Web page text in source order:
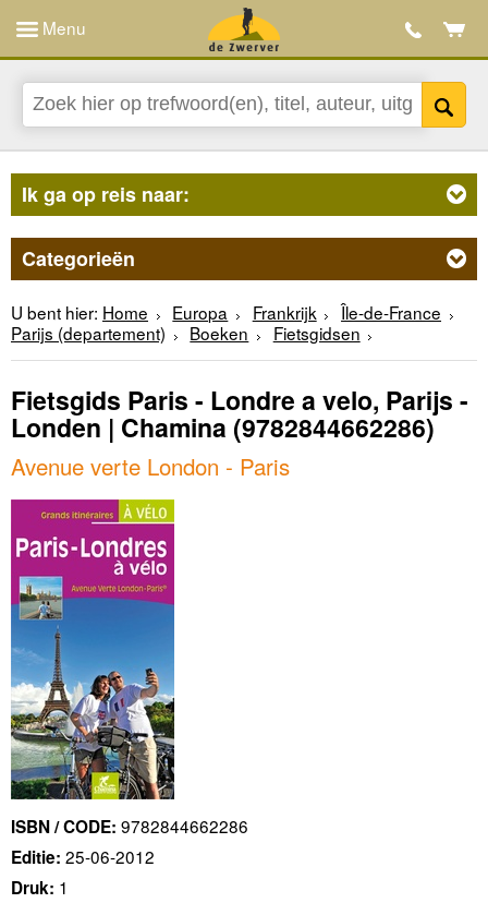
Menu
Ik ga op reis naar:
Categorieën
U bent hier: Home Europa Frankrijk
Île-de-France
Parijs (departement)
Boeken Fietsgidsen
Fietsgids Paris - Londre a velo, Parijs -
Londen | Chamina (9782844662286)
Avenue verte London - Paris
ISBN / CODE: 9782844662286
Editie: 25-06-2012
Druk: 1